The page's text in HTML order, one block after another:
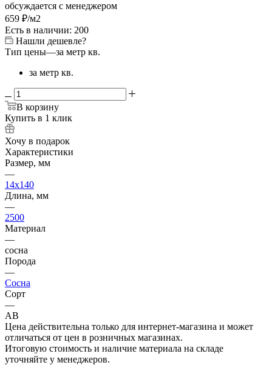
обсуждается с менеджером
659 ₽/м2
Есть в наличии: 200
Нашли дешевле?
Тип цены—за метр кв.
за метр кв.
В корзину
Купить в 1 клик
Хочу в подарок
Характеристики
Размер, мм
—
14x140
Длина, мм
—
2500
Материал
—
сосна
Порода
—
Сосна
Сорт
—
AB
Цена действительна только для интернет-магазина и может
отличаться от цен в розничных магазинах.
Итоговую стоимость и наличие материала на складе
уточняйте у менеджеров.